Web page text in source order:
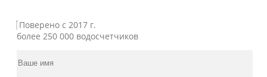
Поверено с 2017 г.
более 250 000 водосчетчиков